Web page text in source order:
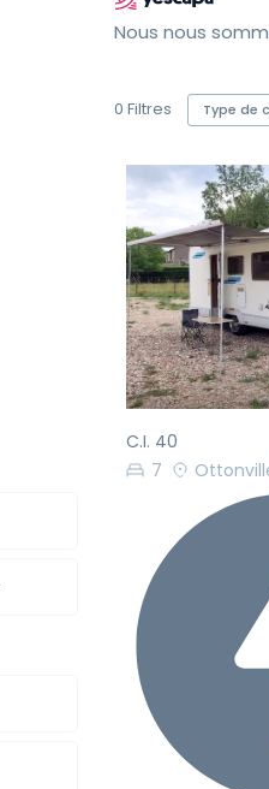
Nous nous
0 Filtres Type de
Précédent
C.I. 40
7